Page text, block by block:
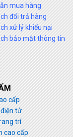
mua hàng
đổi trả hàng
xử lý khiếu nại
bảo mật thông tin
cấp
tử
trí
cao cấp